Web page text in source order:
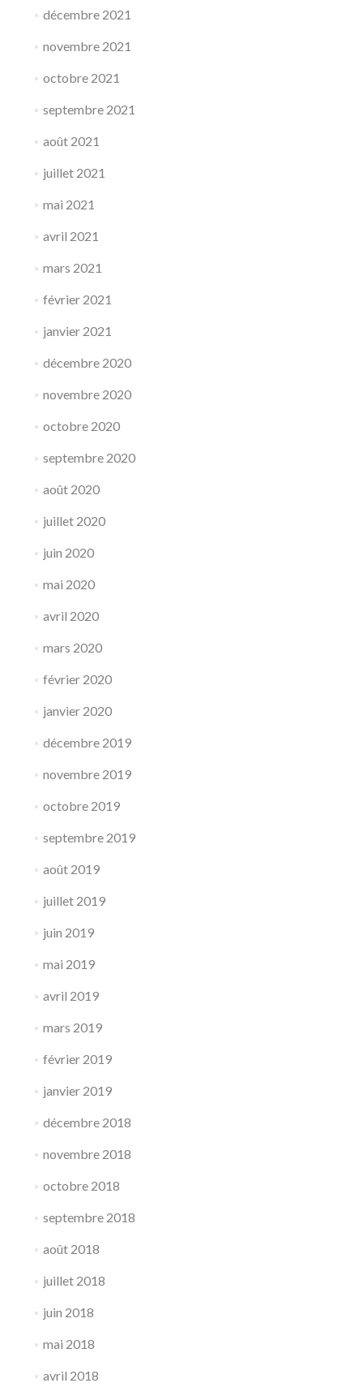
décembre 2021
novembre 2021
octobre 2021
septembre 2021
août 2021
juillet 2021
mai 2021
avril 2021
mars 2021
février 2021
janvier 2021
décembre 2020
novembre 2020
octobre 2020
septembre 2020
août 2020
juillet 2020
juin 2020
mai 2020
avril 2020
mars 2020
février 2020
janvier 2020
décembre 2019
novembre 2019
octobre 2019
septembre 2019
août 2019
juillet 2019
juin 2019
mai 2019
avril 2019
mars 2019
février 2019
janvier 2019
décembre 2018
novembre 2018
octobre 2018
septembre 2018
août 2018
juillet 2018
juin 2018
mai 2018
avril 2018